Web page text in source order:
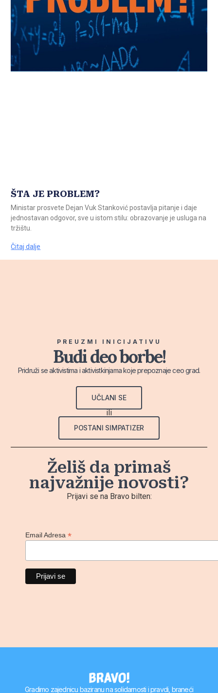
ŠTA JE PROBLEM?
Ministar prosvete Dejan Vuk Stanković postavlja pitanje i daje
jednostavan odgovor, sve u istom stilu: obrazovanje je usluga na
tržištu.
Čitaj dalje
PREUZMI INICIJATIVU
Budi deo borbe!
Pridruži se aktivistima i aktivistkinjama koje prepoznaje ceo grad.
UČLANI SE
ili
POSTANI SIMPATIZER
Želiš da primaš
najvažnije novosti?
Prijavi se na Bravo bilten:
Email Adresa*
Gradimo zajednicu baziranu na solidarnosti i pravdi, braneći